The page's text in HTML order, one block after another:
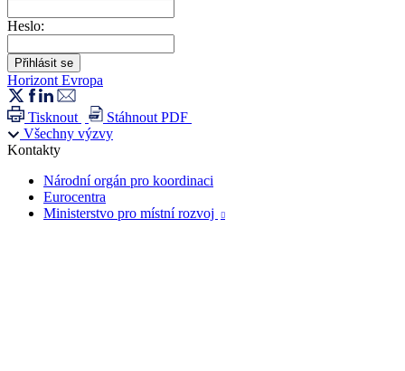
Heslo:
Horizont Evropa
Tisknout
Stáhnout PDF
Všechny výzvy
Kontakty
Národní orgán pro koordinaci
Eurocentra
Ministerstvo pro místní rozvoj
